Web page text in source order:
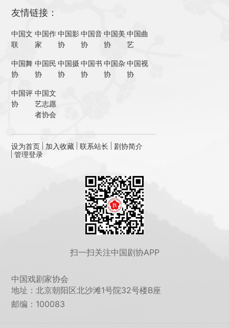
友情链接：
中国文
联
中国作
家
中国影
协
中国音
协
中国美
协
中国曲
艺
中国舞
协
中国民
协
中国摄
协
中国书
协
中国杂
协
中国视
协
中国评
协
中国文
艺志愿
者协会
设为首页 加入收藏 联系站长
剧协简介
管理登录
扫一扫关注中国剧协APP
中国戏剧家协会
地址：北京朝阳区北沙滩1号院32号楼B座
邮编：100083